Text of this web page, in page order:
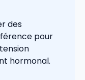
des
pour
hormonal.